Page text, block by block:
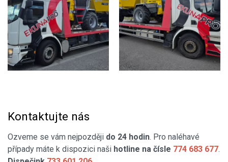
Kontaktujte nás
Ozveme se vám nejpozději do 24 hodin. Pro naléhavé
případy máte k dispozici naši hotline na čísle 774 683 677.